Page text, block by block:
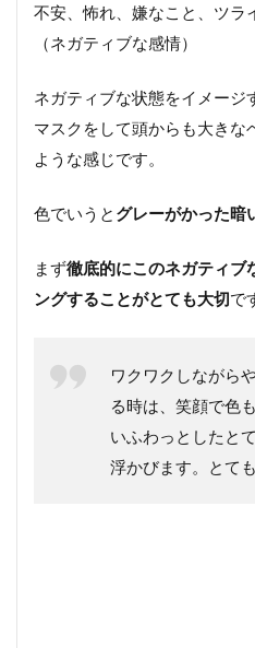
不安、怖れ、嫌なこと、ツラ
（ネガティブな感情）
ネガティブな状態をイメージ
マスクをして頭からも大きな
ような感じです。
色でいうと グレーがかった暗
まず徹底的にこのネガティブ
ングすることがとても大切で
ワクワクしながら
る時は、笑顔で色
いふわっとしたと
浮かびます。とて